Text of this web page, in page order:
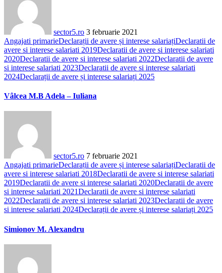
sector5.ro 3 februarie 2021
Angajati primarieDeclarații de avere și interese salariațiDeclaratii de
avere si interese salariati 2019Declaratii de avere si interese salariati
2020Declaratii de avere si interese salariati 2022Declaratii de avere
si interese salariati 2023Declaratii de avere si interese salariati
2024Declarații de avere și interese salariați 2025
Vâlcea M.B Adela – Iuliana
sector5.ro 7 februarie 2021
Angajati primarieDeclarații de avere și interese salariațiDeclaratii de
avere si interese salariati 2018Declaratii de avere si interese salariati
2019Declaratii de avere si interese salariati 2020Declaratii de avere
si interese salariati 2021Declaratii de avere si interese salariati
2022Declaratii de avere si interese salariati 2023Declaratii de avere
si interese salariati 2024Declarații de avere și interese salariați 2025
Simionov M. Alexandru